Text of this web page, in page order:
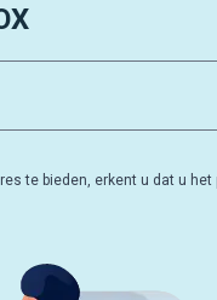
te bieden, erkent u dat u het